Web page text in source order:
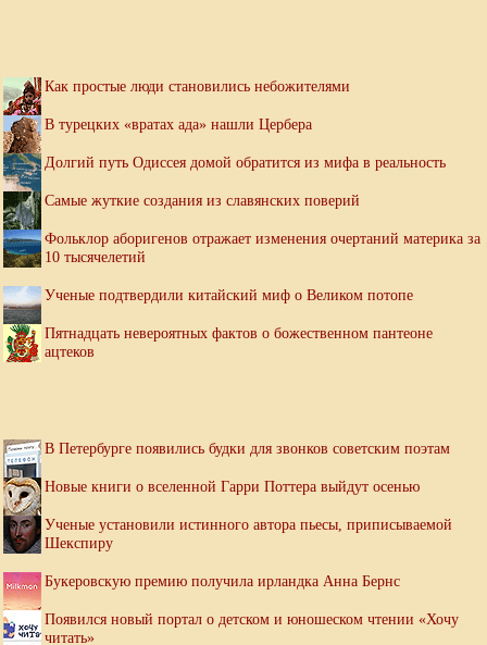
Как простые люди становились небожителями
В турецких «вратах ада» нашли Цербера
Долгий путь Одиссея домой обратится из мифа в реальность
Самые жуткие создания из славянских поверий
Фольклор аборигенов отражает изменения очертаний материка за
10 тысячелетий
Ученые подтвердили китайский миф о Великом потопе
Пятнадцать невероятных фактов о божественном пантеоне
ацтеков
В Петербурге появились будки для звонков советским поэтам
Новые книги о вселенной Гарри Поттера выйдут осенью
Ученые установили истинного автора пьесы, приписываемой
Шекспиру
Букеровскую премию получила ирландка Анна Бернс
Появился новый портал о детском и юношеском чтении «Хочу
читать»